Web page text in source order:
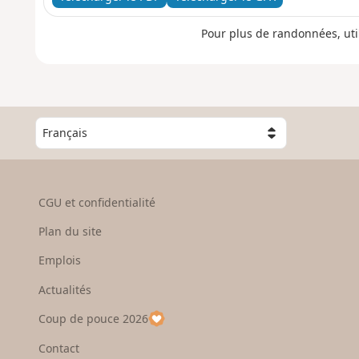
Pour plus de randonnées,
C
h
o
s
e
u
p
a
CGU et confidentialité
Plan du site
Emplois
Actualités
Coup de pouce 2026
Contact